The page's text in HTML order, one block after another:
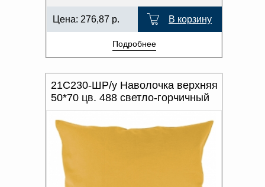
Цена: 276,87 р. В корзину
Подробнее
21С230-ШР/у Наволочка верхняя
50*70 цв. 488 светло-горчичный